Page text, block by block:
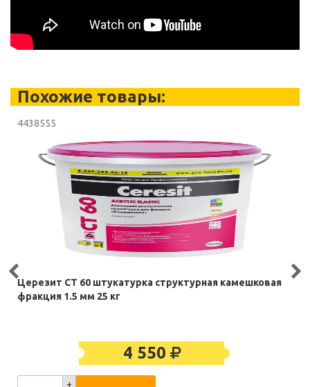
Похожие товары:
4438555
Церезит CT 60 штукатурка структурная камешковая
фракция 1.5 мм 25 кг
4 550
+